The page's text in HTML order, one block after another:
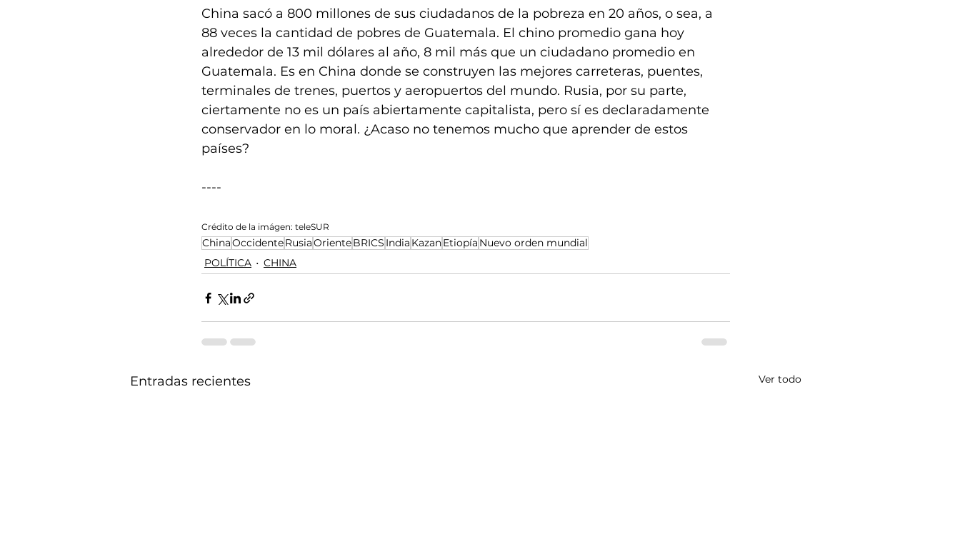
China sacó a 800 millones de sus ciudadanos de la pobreza en 20 años, o sea, a
88 veces la cantidad de pobres de Guatemala. El chino promedio gana hoy
alrededor de 13 mil dólares al año, 8 mil más que un ciudadano promedio en
Guatemala. Es en China donde se construyen las mejores carreteras, puentes,
terminales de trenes, puertos y aeropuertos del mundo. Rusia, por su parte,
ciertamente no es un país abiertamente capitalista, pero sí es declaradamente
conservador en lo moral. ¿Acaso no tenemos mucho que aprender de estos
países?
----
Crédito de la imágen: teleSUR
ChinaOccidenteRusiaOrienteBRICS India KazanEtiopía Nuevo orden mundial
POLÍTICA
CHINA
Entradas recientes Ver todo